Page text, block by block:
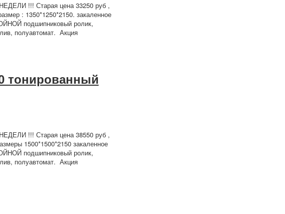
!!! Старая цена 33250 руб ,
: 1350*1250*2150. закаленное
подшипниковый ролик,
полуавтомат. Акция
тонированный
!!! Старая цена 38550 руб ,
1500*1500*2150 закаленное
подшипниковый ролик,
полуавтомат. Акция